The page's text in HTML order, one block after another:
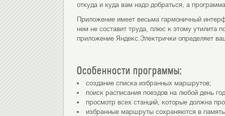
откуда и куда вам надо добраться, а
Приложение имеет весьма гармоничный
нем не составит труда, плюс к этому утилита
приложение Яндекс.Электрички определяет
Особенности программы:
создание списка избранных маршрутов;
поиск расписания поездов на любой день
просмотр всех станций, которые должна
избранные маршруты сохраняются в